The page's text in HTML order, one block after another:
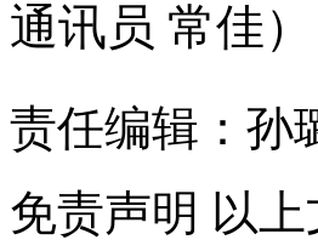
通讯员 常佳）
责任编辑：孙
免责声明 以